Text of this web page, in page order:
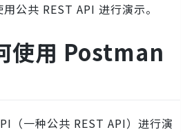
公共 REST API 进行演示。
使用 Postman
（一种公共 REST API）进行演